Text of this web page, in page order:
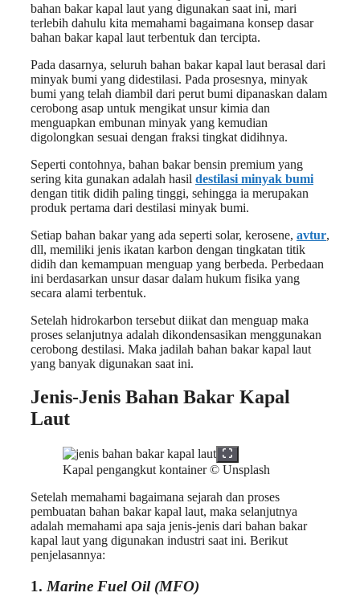
bahan bakar kapal laut yang digunakan saat ini, mari
terlebih dahulu kita memahami bagaimana konsep dasar
bahan bakar kapal laut terbentuk dan tercipta.
Pada dasarnya, seluruh bahan bakar kapal laut berasal dari
minyak bumi yang didestilasi. Pada prosesnya, minyak
bumi yang telah diambil dari perut bumi dipanaskan dalam
cerobong asap untuk mengikat unsur kimia dan
menguapkan embunan minyak yang kemudian
digolongkan sesuai dengan fraksi tingkat didihnya.
Seperti contohnya, bahan bakar bensin premium yang
sering kita gunakan adalah hasil destilasi minyak bumi
dengan titik didih paling tinggi, sehingga ia merupakan
produk pertama dari destilasi minyak bumi.
Setiap bahan bakar yang ada seperti solar, kerosene, avtur,
dll, memiliki jenis ikatan karbon dengan tingkatan titik
didih dan kemampuan menguap yang berbeda. Perbedaan
ini berdasarkan unsur dasar dalam hukum fisika yang
secara alami terbentuk.
Setelah hidrokarbon tersebut diikat dan menguap maka
proses selanjutnya adalah dikondensasikan menggunakan
cerobong destilasi. Maka jadilah bahan bakar kapal laut
yang banyak digunakan saat ini.
Jenis-Jenis Bahan Bakar Kapal
Laut
Kapal pengangkut kontainer © Unsplash
Setelah memahami bagaimana sejarah dan proses
pembuatan bahan bakar kapal laut, maka selanjutnya
adalah memahami apa saja jenis-jenis dari bahan bakar
kapal laut yang digunakan industri saat ini. Berikut
penjelasannya:
1. Marine Fuel Oil (MFO)